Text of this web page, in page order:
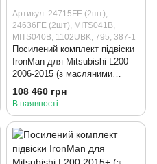
Артикул: 24715FE (2шт),
24636FE (2шт), MITS041B,
MITS040B, 1102UBK, 795, 387-1
Посилений комплект підвіски
IronMan для Mitsubishi L200
2006-2015 (з масляними
амортизаторами)
108 460 грн
В наявності